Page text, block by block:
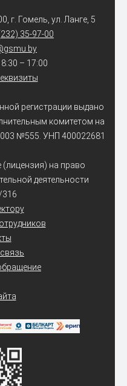
г. Гомель, ул. Ланге, 5
35-97-00
– 17:00
регистрации выдано
комитетом на
№555. УНП 400022681
на право
деятельности